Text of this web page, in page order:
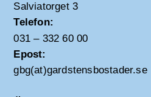
Salviatorget 3
Telefon:
031 – 332 60 00
Epost:
gbg(at)gardstensbostader.se